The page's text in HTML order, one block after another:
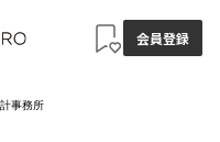
会員登録
事務所